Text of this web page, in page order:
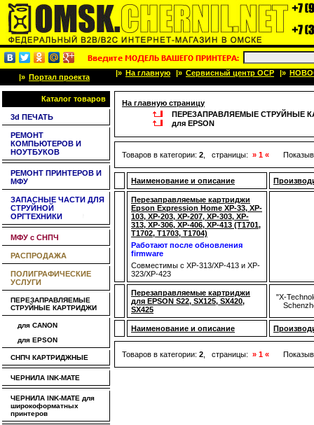
|» Портал проекта |» На главную |» Сервисный центр OCP |»
Каталог товаров
3d ПЕЧАТЬ
РЕМОНТ
КОМПЬЮТЕРОВ И
НОУТБУКОВ
РЕМОНТ ПРИНТЕРОВ И
МФУ
ЗАПАСНЫЕ ЧАСТИ ДЛЯ
СТРУЙНОЙ
ОРГТЕХНИКИ
МФУ с СНПЧ
РАСПРОДАЖА
ПОЛИГРАФИЧЕСКИЕ
УСЛУГИ
ПЕРЕЗАПРАВЛЯЕМЫЕ
СТРУЙНЫЕ КАРТРИДЖИ
для CANON
для EPSON
СНПЧ КАРТРИДЖНЫЕ
ЧЕРНИЛА INK-MATE
ЧЕРНИЛА INK-MATE для
широкоформатных
принтеров
На главную страницу
ПЕРЕЗАПРАВЛЯЕМЫЕ СТРУЙНЫЕ
для EPSON
Товаров в категории: 2 , страницы: » 1 «
Наименование и описание
Перезаправляемые картриджи
Epson Expression Home XP-33, XP-
103, XP-203, XP-207, XP-303, XP-
313, XP-306, XP-406, XP-413 (T1701,
T1702, T1703, T1704)
Работают после обновления
firmware
Совместимы с XP-313/XP-413 и XP-
323/XP-423
Перезаправляемые картриджи
для EPSON S22, SX125, SX420,
SX425
"X-
Наименование и описание
Товаров в категории: 2 , страницы: » 1 «